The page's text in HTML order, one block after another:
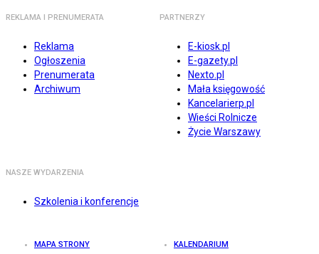
REKLAMA I PRENUMERATA
Reklama
Ogłoszenia
Prenumerata
Archiwum
PARTNERZY
E-kiosk.pl
E-gazety.pl
Nexto.pl
Mała księgowość
Kancelarierp.pl
Wieści Rolnicze
Życie Warszawy
NASZE WYDARZENIA
Szkolenia i konferencje
MAPA STRONY KALENDARIUM